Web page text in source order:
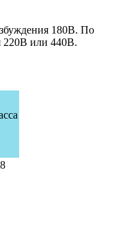
180В. По
220В или 440В.